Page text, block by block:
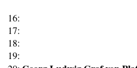
16:
17:
18:
19: